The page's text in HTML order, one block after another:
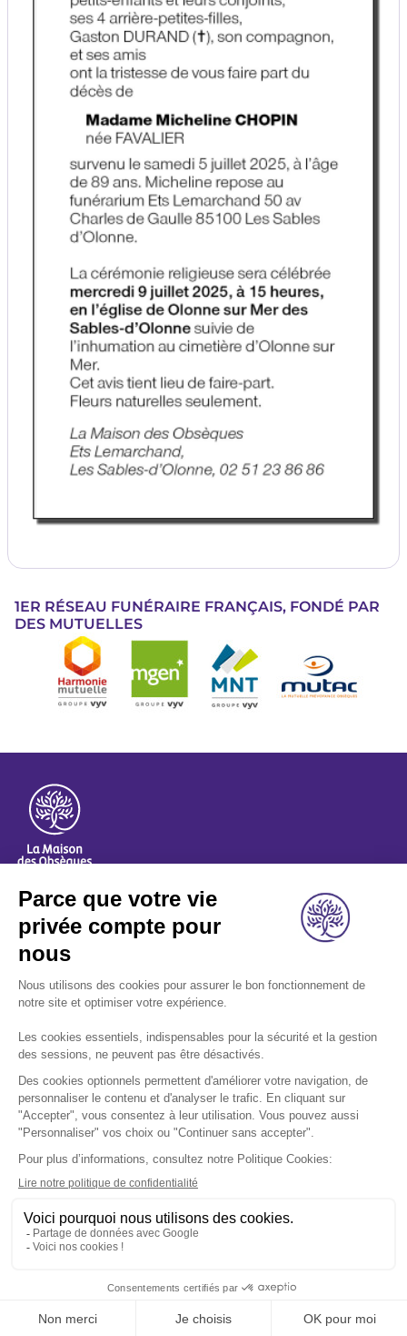
1ER RÉSEAU FUNÉRAIRE FRANÇAIS, FONDÉ PAR
DES MUTUELLES
Image
A propos
Nos métiers
Les indispensables
Nous rejoindre
Nous contacter
Retrouvez-nous sur les réseaux sociaux: